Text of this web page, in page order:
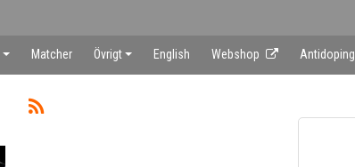
Matcher Övrigt English Webshop Antidoping